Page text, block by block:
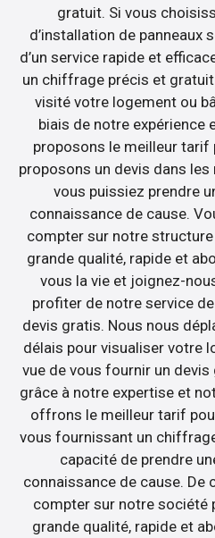
gratuit. Si vous
d’installation de panneaux
d’un service rapide et
un chiffrage précis et
visité votre logement ou
biais de notre expérience
proposons le meilleur tarif
proposons un devis dans
vous puissiez prendre
connaissance de cause.
compter sur notre
grande qualité, rapide et
vous la vie et joignez-
profiter de notre service
devis gratis. Nous nous
délais pour visualiser votre
vue de vous fournir un
grâce à notre expertise et
offrons le meilleur tarif
vous fournissant un
capacité de prendre
connaissance de cause. De
compter sur notre société
grande qualité, rapide et